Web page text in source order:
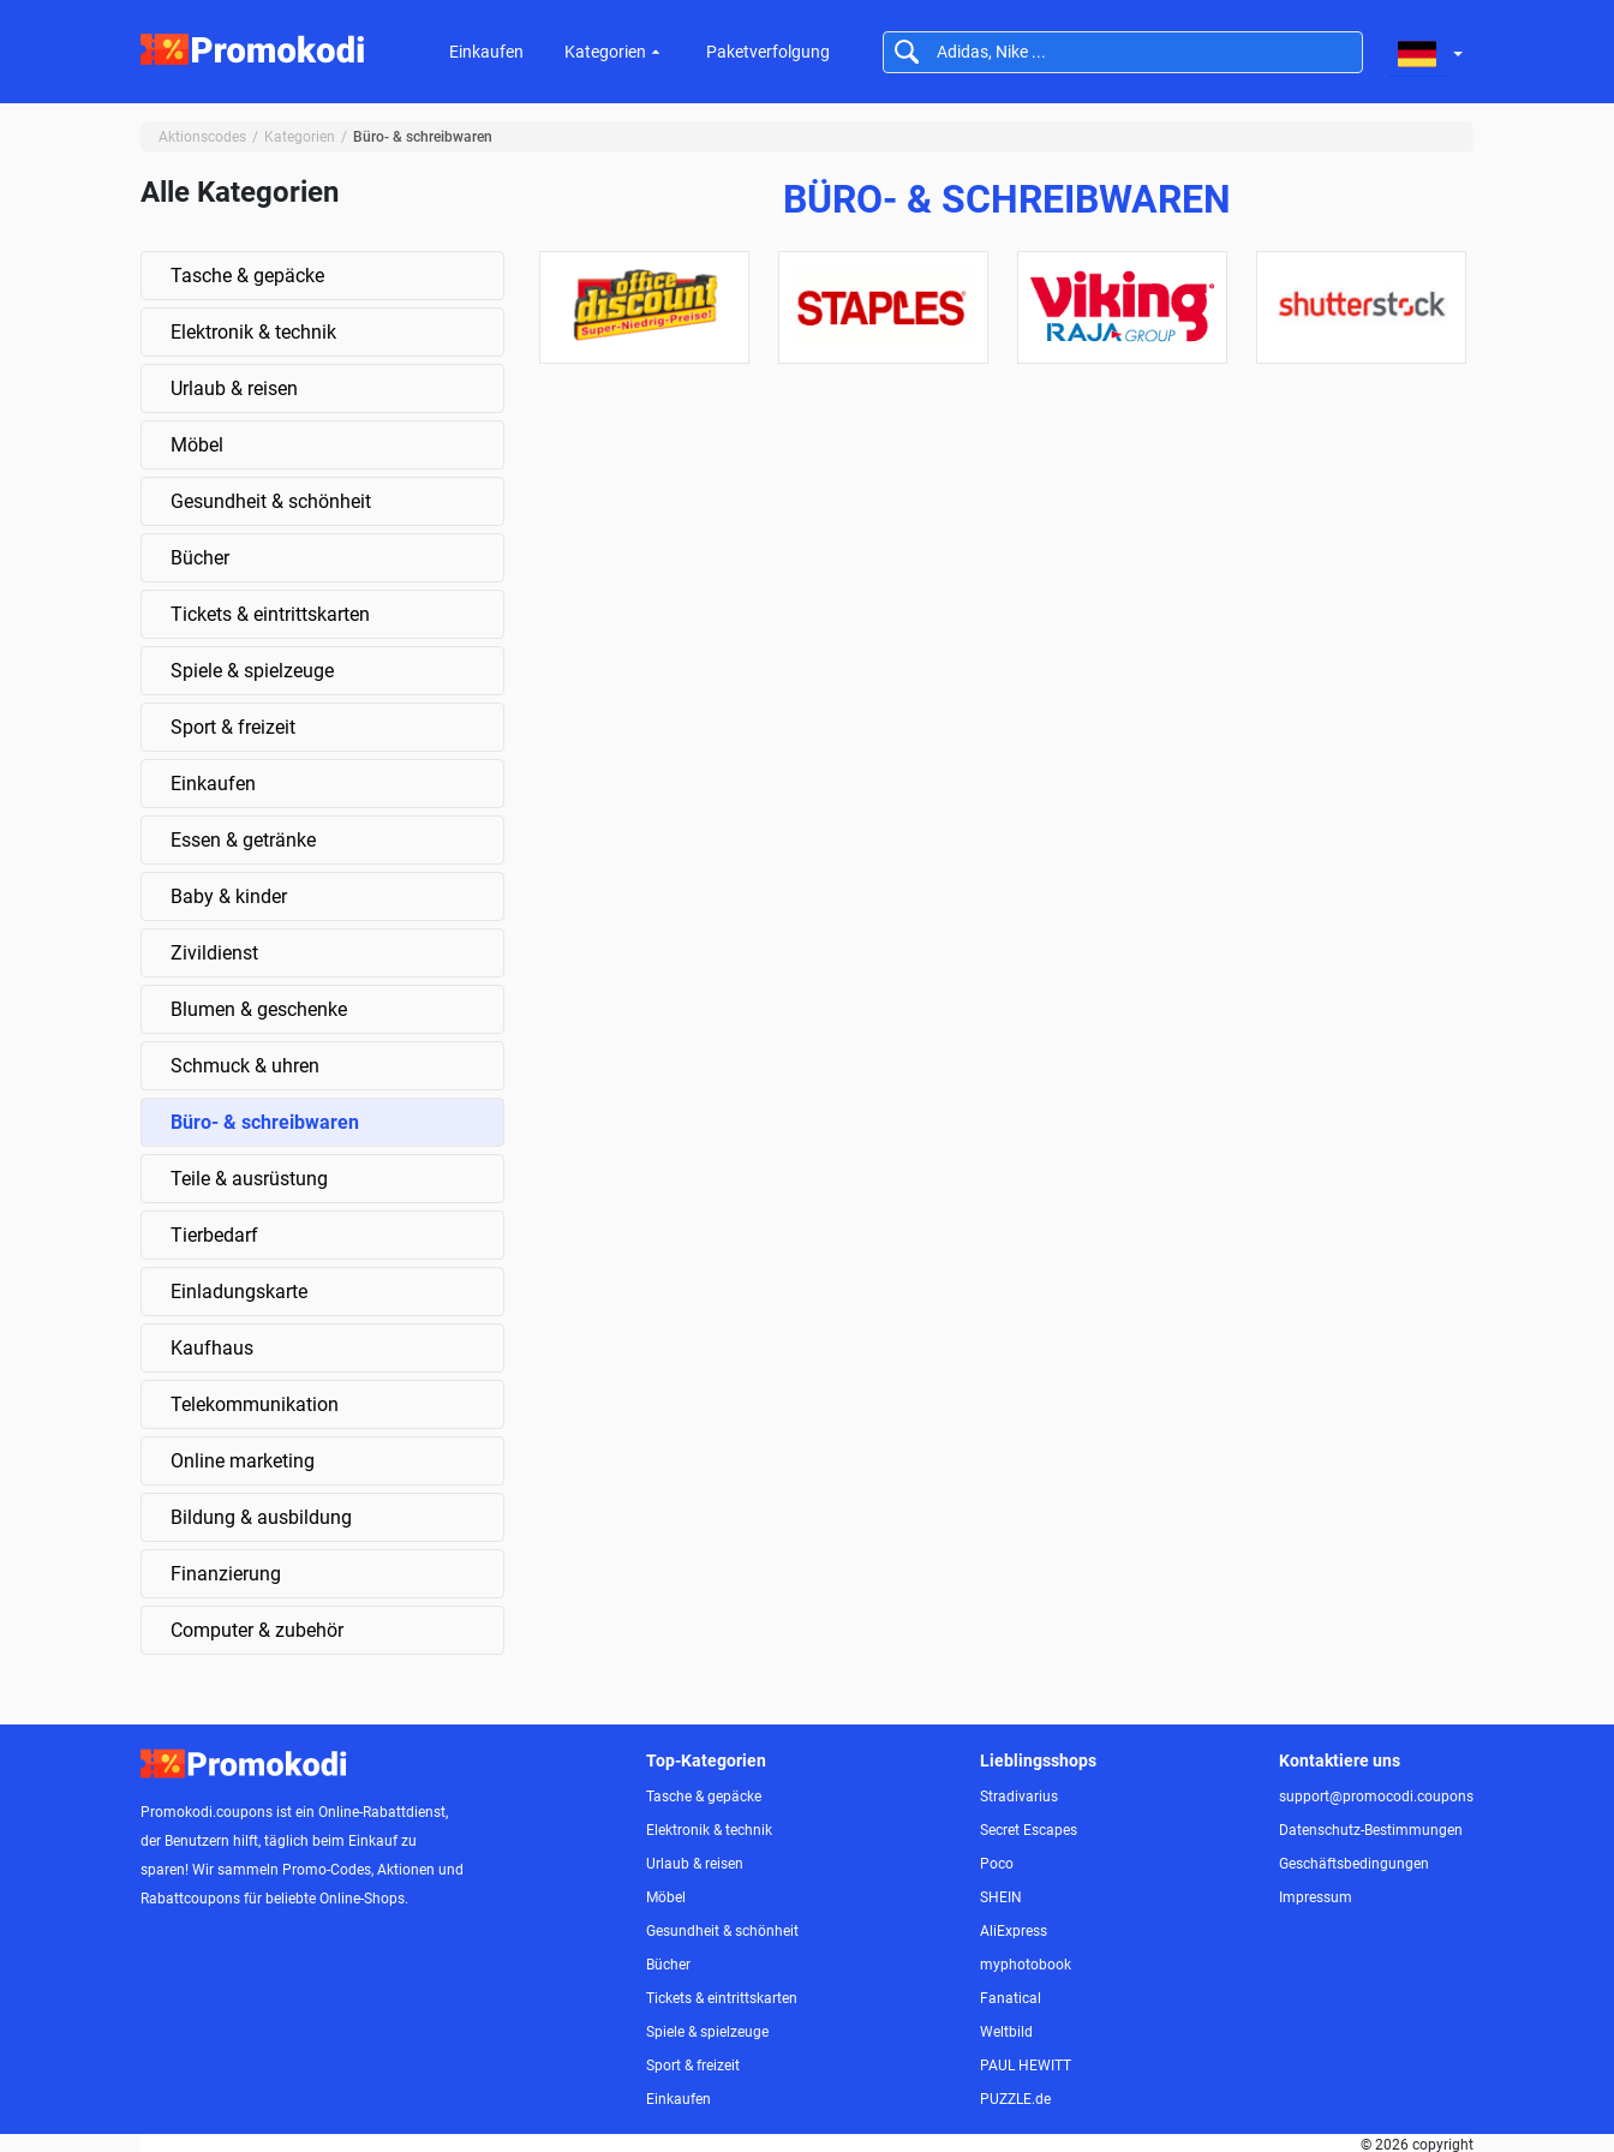
Einkaufen Kategorien Paketverfolgung
Aktionscodes Kategorien Büro- & schreibwaren
Alle Kategorien
Tasche & gepäcke
Elektronik & technik
Urlaub & reisen
Möbel
Gesundheit & schönheit
Bücher
Tickets & eintrittskarten
Spiele & spielzeuge
Sport & freizeit
Einkaufen
Essen & getränke
Baby & kinder
Zivildienst
Blumen & geschenke
Schmuck & uhren
Büro- & schreibwaren
Teile & ausrüstung
Tierbedarf
Einladungskarte
Kaufhaus
Telekommunikation
Online marketing
Bildung & ausbildung
Finanzierung
Computer & zubehör
BÜRO- & SCHREIBWAREN
Promokodi.coupons ist ein Online-Rabattdienst,
der Benutzern hilft, täglich beim Einkauf zu
sparen! Wir sammeln Promo-Codes, Aktionen und
Rabattcoupons für beliebte Online-Shops.
Top-Kategorien
Tasche & gepäcke
Elektronik & technik
Urlaub & reisen
Möbel
Gesundheit & schönheit
Bücher
Tickets & eintrittskarten
Spiele & spielzeuge
Sport & freizeit
Einkaufen
Lieblingsshops
Stradivarius
Secret Escapes
Poco
SHEIN
AliExpress
myphotobook
Fanatical
Weltbild
PAUL HEWITT
PUZZLE.de
Kontaktiere uns
support@promocodi.coupons
Datenschutz-Bestimmungen
Geschäftsbedingungen
Impressum
© 2026 copyright